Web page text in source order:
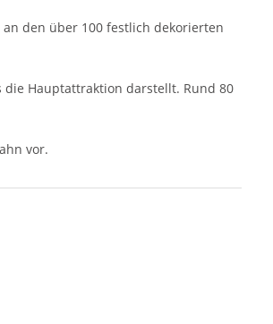
den über 100 festlich dekorierten
die Hauptattraktion darstellt. Rund 80
vor.